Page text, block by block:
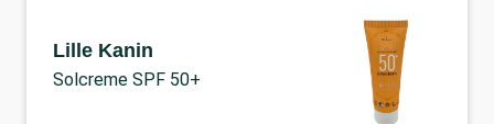
Lille Kanin
Solcreme SPF 50+